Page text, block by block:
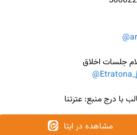
با درج منبع: عترتنا
مشاهده در ایتا